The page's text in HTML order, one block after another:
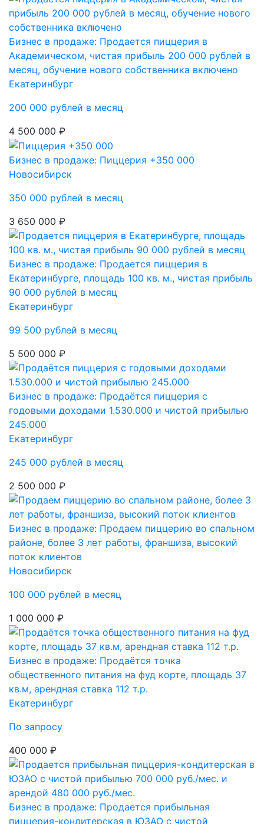
Бизнес в продаже: Продается пиццерия в
Академическом, чистая прибыль 200 000 рублей в
месяц, обучение нового собственника включено
Екатеринбург
200 000 рублей в месяц
4 500 000 ₽
Бизнес в продаже: Пиццерия +350 000
Новосибирск
350 000 рублей в месяц
3 650 000 ₽
Бизнес в продаже: Продается пиццерия в
Екатеринбурге, площадь 100 кв. м., чистая прибыль
90 000 рублей в месяц
Екатеринбург
99 500 рублей в месяц
5 500 000 ₽
Бизнес в продаже: Продаётся пиццерия с
годовыми доходами 1.530.000 и чистой прибылью
245.000
Екатеринбург
245 000 рублей в месяц
2 500 000 ₽
Бизнес в продаже: Продаем пиццерию во спальном
районе, более 3 лет работы, франшиза, высокий
поток клиентов
Новосибирск
100 000 рублей в месяц
1 000 000 ₽
Бизнес в продаже: Продаётся точка
общественного питания на фуд корте, площадь 37
кв.м, арендная ставка 112 т.р.
Екатеринбург
По запросу
400 000 ₽
Бизнес в продаже: Продается прибыльная
пиццерия-кондитерская в ЮЗАО с чистой